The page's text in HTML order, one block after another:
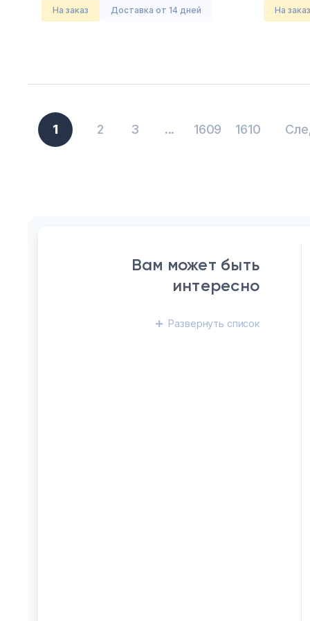
На заказ Доставка от 14 дней На заказ
1 2 3 ... 1609 1610
Вам может быть
интересно
Развернуть список